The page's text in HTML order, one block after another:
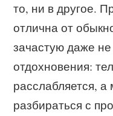
то, ни в другое.
отлична от
зачастую даже
отдохновения:
расслабляется, а
разбираться с